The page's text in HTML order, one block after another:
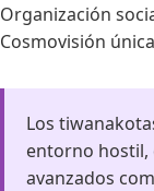
Organización
Cosmovisión
Los
entorno hostil,
avanzados